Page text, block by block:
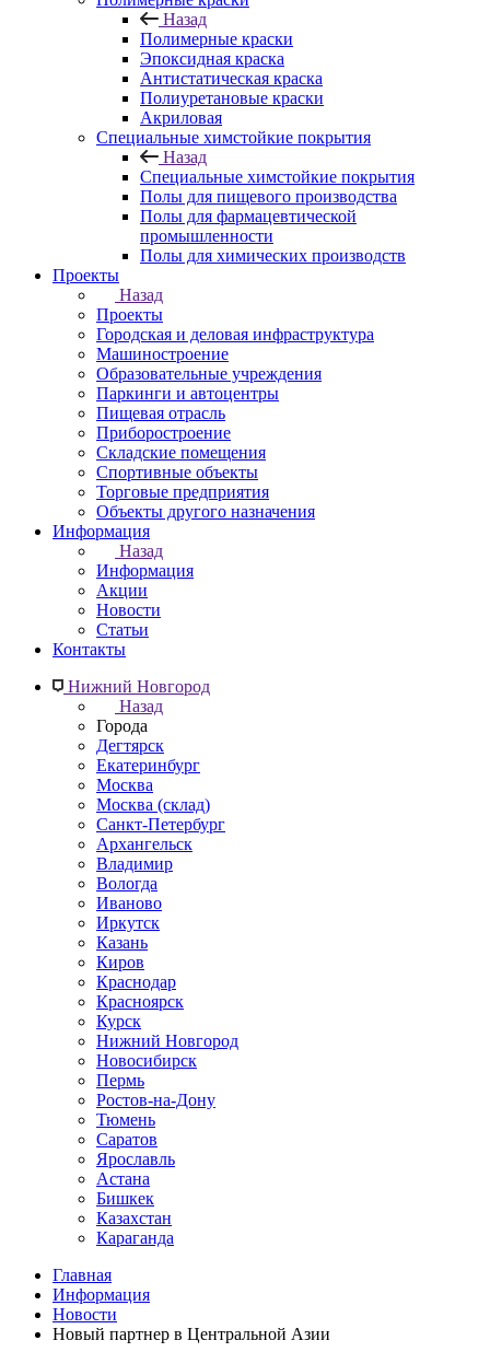
Назад
Полимерные краски
Эпоксидная краска
Антистатическая краска
Полиуретановые краски
Акриловая
Специальные химстойкие покрытия
Назад
Специальные химстойкие покрытия
Полы для пищевого производства
Полы для фармацевтической
промышленности
Полы для химических производств
Проекты
Назад
Проекты
Городская и деловая инфраструктура
Машиностроение
Образовательные учреждения
Паркинги и автоцентры
Пищевая отрасль
Приборостроение
Складские помещения
Спортивные объекты
Торговые предприятия
Объекты другого назначения
Информация
Назад
Информация
Акции
Новости
Статьи
Контакты
Нижний Новгород
Назад
Города
Дегтярск
Екатеринбург
Москва
Москва (склад)
Санкт-Петербург
Архангельск
Владимир
Вологда
Иваново
Иркутск
Казань
Киров
Краснодар
Красноярск
Курск
Нижний Новгород
Новосибирск
Пермь
Ростов-на-Дону
Тюмень
Саратов
Ярославль
Астана
Бишкек
Казахстан
Караганда
Главная
Информация
Новости
Новый партнер в Центральной Азии